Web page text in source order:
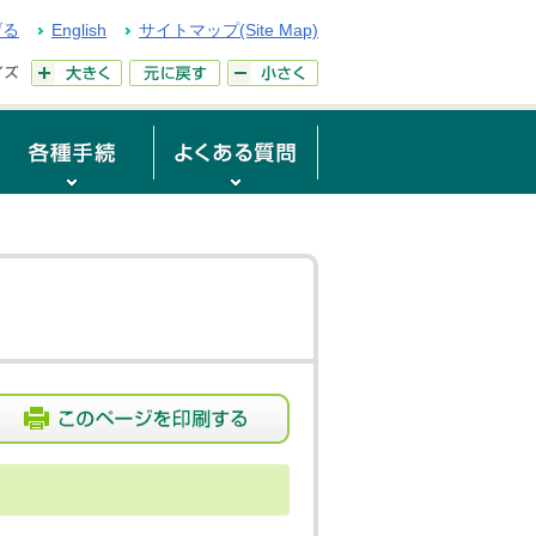
English サイトマップ(Site Map)